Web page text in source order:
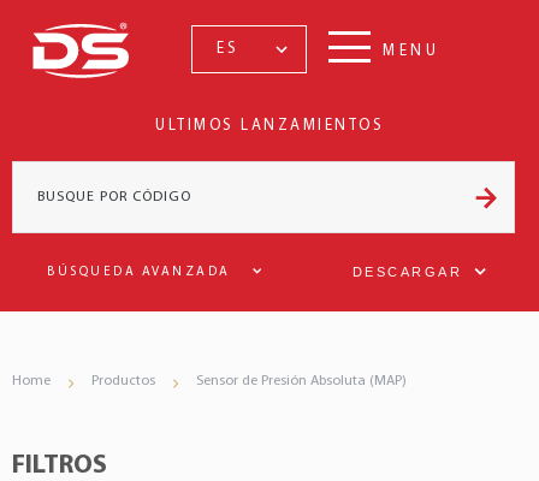
ES MENU
ULTIMOS LANZAMIENTOS
BÚSQUEDA AVANZADA DESCARGAR
Home Productos Sensor de Presión Absoluta (MAP)
FILTROS